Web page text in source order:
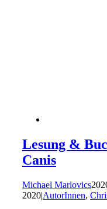
Lesung &
Canis
Michael Marlovics
2020|AutorInnen,